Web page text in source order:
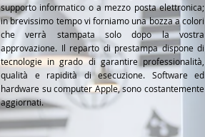
supporto informatico o a mezzo posta elettronica;
in brevissimo tempo vi forniamo una bozza a colori
che verrà stampata solo dopo la vostra
approvazione. Il reparto di prestampa dispone di
tecnologie in grado di garantire professionalità,
qualità e rapidità di esecuzione. Software ed
hardware su computer Apple, sono costantemente
aggiornati.